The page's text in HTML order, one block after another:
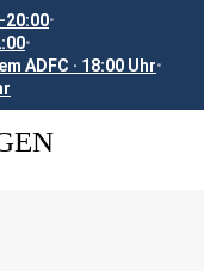
•
•
ADFC · 18:00 Uhr•